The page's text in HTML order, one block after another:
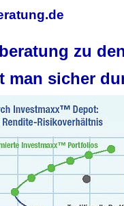
zu
man sicher